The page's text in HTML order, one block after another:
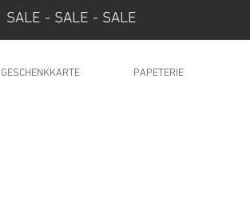
SALE - SALE - SALE
GESCHENKKARTE PAPETERIE